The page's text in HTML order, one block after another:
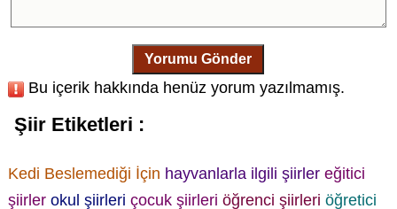
Yorumu Gönder
Bu içerik hakkında henüz yorum yazılmamış.
Şiir Etiketleri :
Kedi Beslemediği İçin hayvanlarla ilgili şiirler eğitici
şiirler okul şiirleri çocuk şiirleri öğrenci şiirleri öğretici